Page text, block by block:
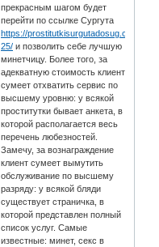
прекрасным шагом будет
перейти по ссылке Сургута
https://prostitutkisurgutadosug.com/
25/ и позволить себе лучшую
минетчицу. Более того, за
адекватную стоимость клиент
сумеет отхватить сервис по
высшему уровню: у всякой
проститутки бывает анкета, в
которой располагается весь
перечень любезностей.
Замечу, за вознаграждение
клиент сумеет вымутить
обслуживание по высшему
разряду: у всякой бляди
существует страничка, в
которой представлен полный
список услуг. Самые
известные: минет, секс в